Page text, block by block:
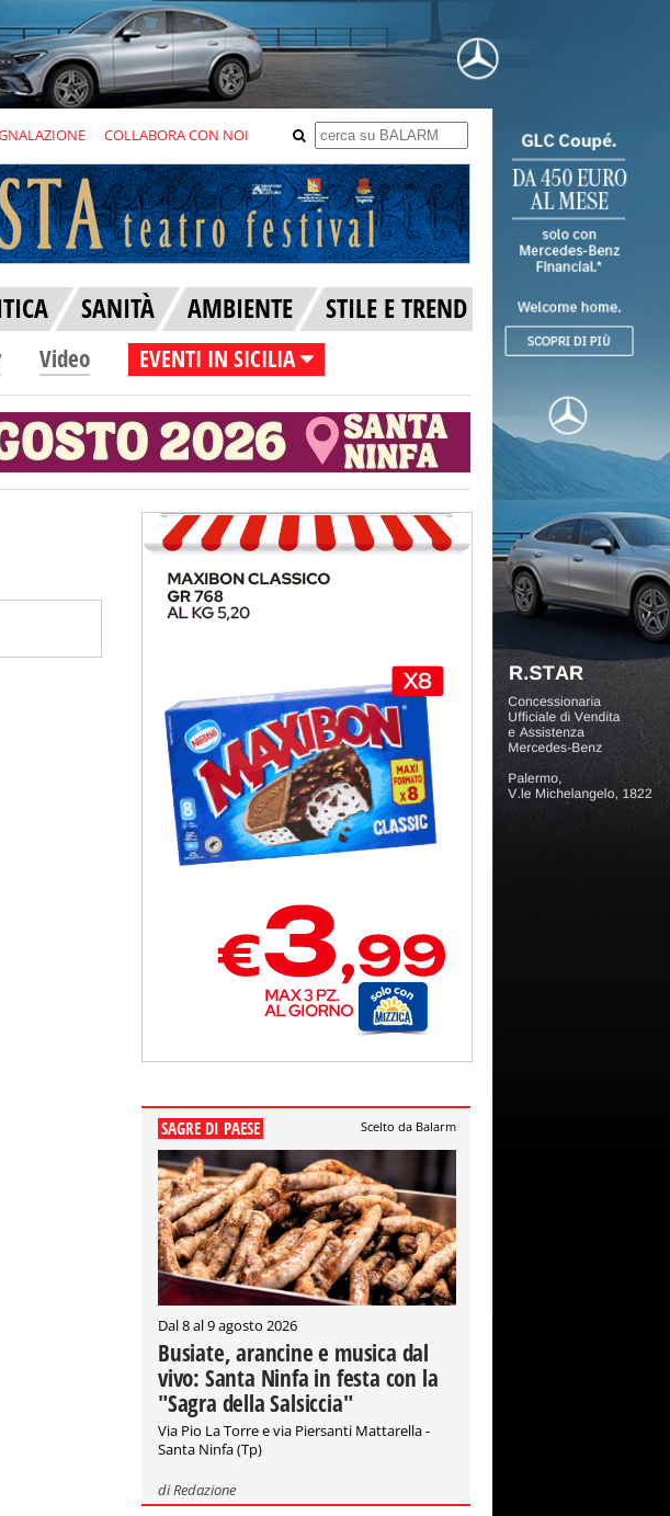
COLLABORA CON NOI
SANITÀ AMBIENTE STILE E TREND
Video EVENTI IN SICILIA
SAGRE DI PAESE Scelto da Balarm
Dal 8 al 9 agosto 2026
Busiate, arancine e musica dal
vivo: Santa Ninfa in festa con la
"Sagra della Salsiccia"
Via Pio La Torre e via Piersanti Mattarella -
Santa Ninfa (Tp)
diRedazione